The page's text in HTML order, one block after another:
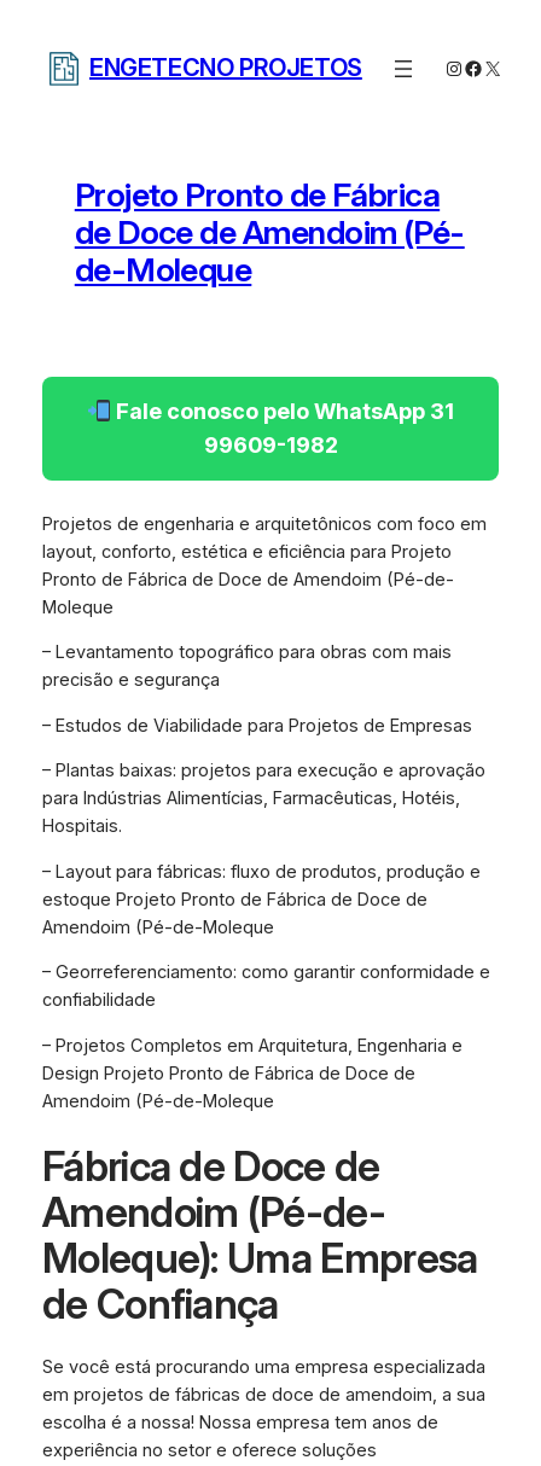
ENGETECNO PROJETOS Instagram
X
Projeto Pronto de Fábrica
de Doce de Amendoim (Pé-
de-Moleque
Fale conosco pelo WhatsApp 31
99609-1982
Projetos de engenharia e arquitetônicos com foco em
layout, conforto, estética e eficiência para Projeto
Pronto de Fábrica de Doce de Amendoim (Pé-de-
Moleque
– Levantamento topográfico para obras com mais
precisão e segurança
– Estudos de Viabilidade para Projetos de Empresas
– Plantas baixas: projetos para execução e aprovação
para Indústrias Alimentícias, Farmacêuticas, Hotéis,
Hospitais.
– Layout para fábricas: fluxo de produtos, produção e
estoque Projeto Pronto de Fábrica de Doce de
Amendoim (Pé-de-Moleque
– Georreferenciamento: como garantir conformidade e
confiabilidade
– Projetos Completos em Arquitetura, Engenharia e
Design Projeto Pronto de Fábrica de Doce de
Amendoim (Pé-de-Moleque
Fábrica de Doce de
Amendoim (Pé-de-
Moleque): Uma Empresa
de Confiança
Se você está procurando uma empresa especializada
em projetos de fábricas de doce de amendoim, a sua
escolha é a nossa! Nossa empresa tem anos de
experiência no setor e oferece soluções